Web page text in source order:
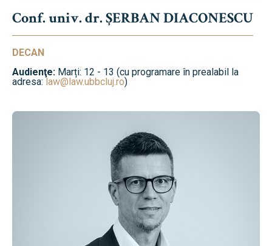
Conf. univ. dr. ȘERBAN DIACONESCU
DECAN
Audienţe: Marți: 12 - 13 (cu programare în prealabil la
adresa:law@law.ubbcluj.ro)